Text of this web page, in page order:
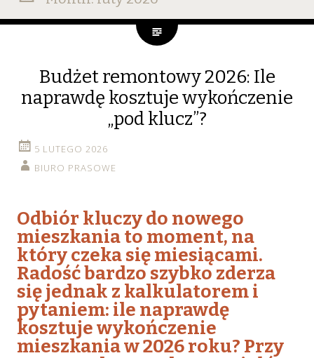
Budżet remontowy 2026: Ile
naprawdę kosztuje wykończenie
„pod klucz”?
5 LUTEGO 2026
BIURO PRASOWE
Odbiór kluczy do nowego
mieszkania to moment, na
który czeka się miesiącami.
Radość bardzo szybko zderza
się jednak z kalkulatorem i
pytaniem: ile naprawdę
kosztuje wykończenie
mieszkania w 2026 roku? Przy